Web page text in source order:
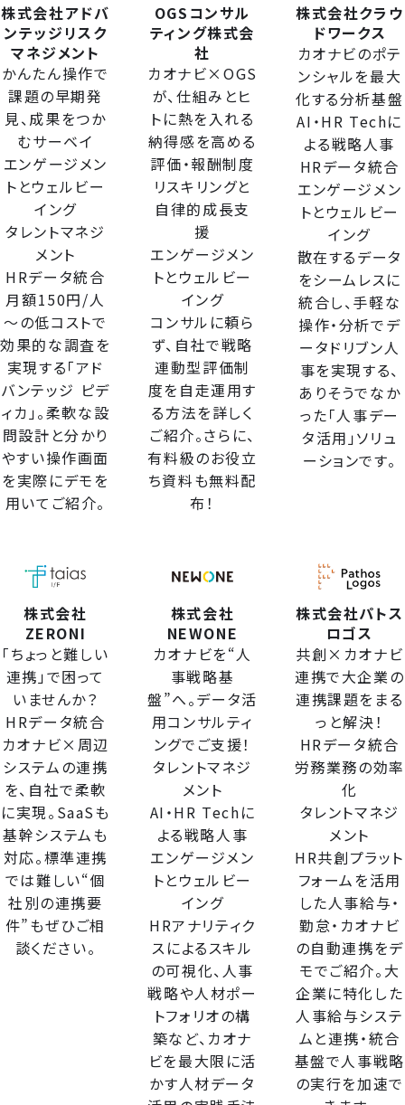
株式会社アドバ
ンテッジリスク
マネジメント
かんたん操作で
課題の早期発
見、成果をつか
むサーベイ
エンゲージメン
トとウェルビー
イング
タレントマネジ
メント
HRデータ統合
月額150円/人
～の低コストで
効果的な調査を
実現する「アド
バンテッジ ピデ
ィカ」。柔軟な設
問設計と分かり
やすい操作画面
を実際にデモを
用いてご紹介。
OGSコンサル
ティング株式会
社
カオナビ×OGS
が、仕組みとヒ
トに熱を入れる
納得感を高める
評価・報酬制度
リスキリングと
自律的成長支
援
エンゲージメン
トとウェルビー
イング
コンサルに頼ら
ず、自社で戦略
連動型評価制
度を自走運用す
る方法を詳しく
ご紹介。さらに、
有料級のお役立
ち資料も無料配
布！
株式会社クラウ
ドワークス
カオナビのポテ
ンシャルを最大
化する分析基盤
AI・HR Techに
よる戦略人事
HRデータ統合
エンゲージメン
トとウェルビー
イング
散在するデータ
をシームレスに
統合し、手軽な
操作・分析でデ
ータドリブン人
事を実現する、
ありそうでなか
った「人事デー
タ活用」ソリュ
ーションです。
株式会社
ZERONI
「ちょっと難しい
連携」で困って
いませんか？
HRデータ統合
カオナビ×周辺
システムの連携
を、自社で柔軟
に実現。SaaSも
基幹システムも
対応。標準連携
では難しい“個
社別の連携要
件”もぜひご相
談ください。
株式会社
NEWONE
カオナビを“人
事戦略基
盤”へ。データ活
用コンサルティ
ングでご支援！
タレントマネジ
メント
AI・HR Techに
よる戦略人事
エンゲージメン
トとウェルビー
イング
HRアナリティク
スによるスキル
の可視化、人事
戦略や人材ポー
トフォリオの構
築など、カオナ
ビを最大限に活
かす人材データ
株式会社パトス
ロゴス
共創×カオナビ
連携で大企業の
連携課題をまる
っと解決！
HRデータ統合
労務業務の効率
化
タレントマネジ
メント
HR共創プラット
フォームを活用
した人事給与・
勤怠・カオナビ
の自動連携をデ
モでご紹介。大
企業に特化した
人事給与システ
ムと連携・統合
基盤で人事戦略
の実行を加速で